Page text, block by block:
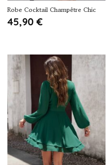
Robe Cocktail Champêtre Chic
45,90 €